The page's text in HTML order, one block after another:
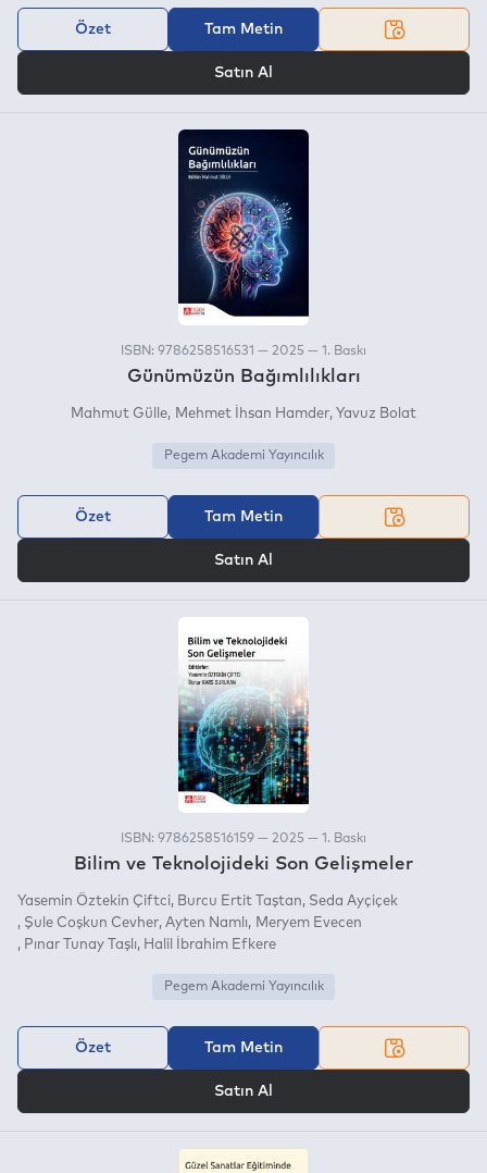
Özet Tam Metin
Satın Al
ISBN: 9786258516531 — 2025 — 1. Baskı
Günümüzün Bağımlılıkları
Mahmut Gülle Mehmet İhsan Hamder Yavuz Bolat
Pegem Akademi Yayıncılık
Özet Tam Metin
Satın Al
ISBN: 9786258516159 — 2025 — 1. Baskı
Bilim ve Teknolojideki Son Gelişmeler
Yasemin Öztekin Çiftci Burcu Ertit Taştan
Seda Ayçiçek
Şule Coşkun Cevher Ayten Namlı
Meryem Evecen
Pınar Tunay Taşlı
Halil İbrahim Efkere
Pegem Akademi Yayıncılık
Özet Tam Metin
Satın Al